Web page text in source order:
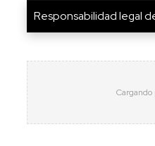
Responsabilidad legal